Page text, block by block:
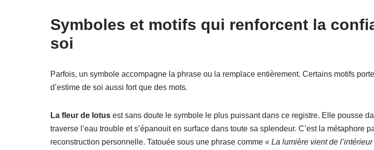
Symboles et motifs qui renforcent la
soi
Parfois, un symbole accompagne la phrase ou la remplace entièrement. Certains motifs
d’estime de soi aussi fort que des mots.
La fleur de lotus est sans doute le symbole le plus puissant dans ce registre. Elle pousse
traverse l’eau trouble et s’épanouit en surface dans toute sa splendeur. C’est la métaphore
reconstruction personnelle. Tatouée sous une phrase comme « La lumière vient de l’intérieur